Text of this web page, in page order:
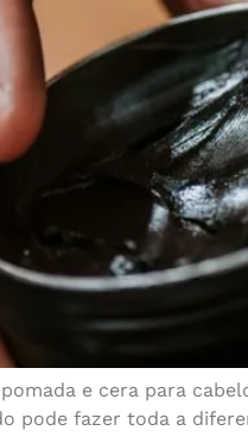
e cera para
pode fazer toda a